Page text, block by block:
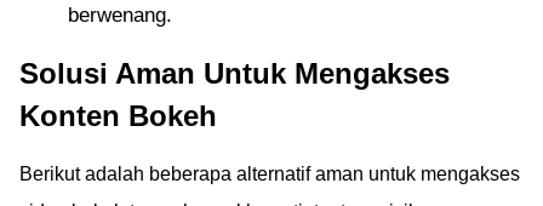
berwenang.
Solusi Aman Untuk Mengakses
Konten Bokeh
Berikut adalah beberapa alternatif aman untuk mengakses